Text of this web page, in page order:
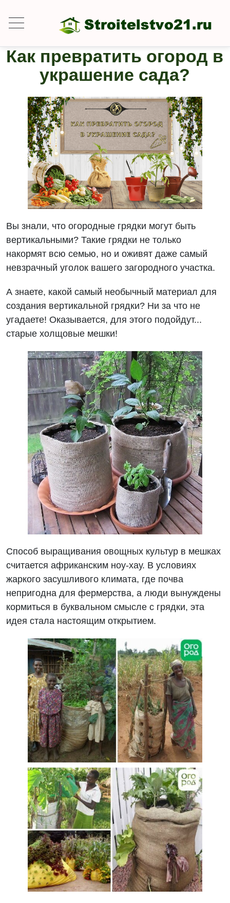
Как превратить огород в
украшение сада?
Вы знали, что огородные грядки могут быть
вертикальными? Такие грядки не только
накормят всю семью, но и оживят даже самый
невзрачный уголок вашего загородного участка.
А знаете, какой самый необычный материал для
создания вертикальной грядки? Ни за что не
угадаете! Оказывается, для этого подойдут...
старые холщовые мешки!
Способ выращивания овощных культур в мешках
считается африканским ноу-хау. В условиях
жаркого засушливого климата, где почва
непригодна для фермерства, а люди вынуждены
кормиться в буквальном смысле с грядки, эта
идея стала настоящим открытием.